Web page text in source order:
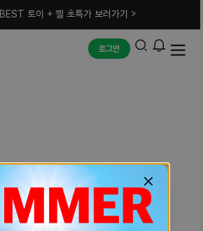
BEST 토이 + 젤 초특가 보러가기 >
로그인
예상치 못한 에러입니다.